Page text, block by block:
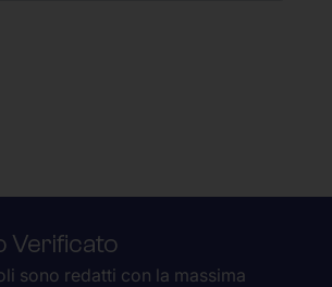
Verificato
sono redatti con la massima